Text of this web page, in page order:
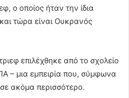
ο οποίος ήταν την ίδια
τώρα είναι Ουκρανός
επιλέχθηκε από το σχολείο
– μια εμπειρία που, σύμφωνα
ακόμα περισσότερο.